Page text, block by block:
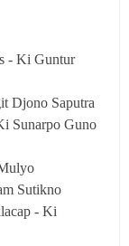
- Ki Guntur
Djono Saputra
Sunarpo Guno
Sutikno
- Ki